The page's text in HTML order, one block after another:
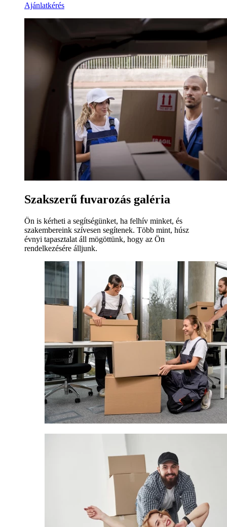
Ajánlatkérés
Szakszerű fuvarozás galéria
Ön is kérheti a segítségünket, ha felhív minket, és
szakembereink szívesen segítenek. Több mint, húsz
évnyi tapasztalat áll mögöttünk, hogy az Ön
rendelkezésére álljunk.